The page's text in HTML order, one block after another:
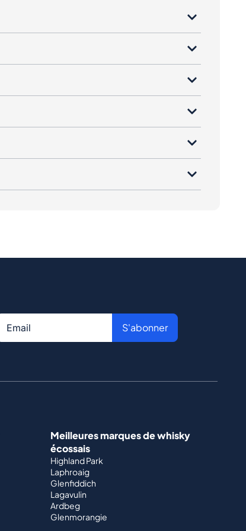
S'abonner
Meilleures marques de whisky
écossais
Highland Park
Laphroaig
Glenfiddich
Lagavulin
Ardbeg
Glenmorangie